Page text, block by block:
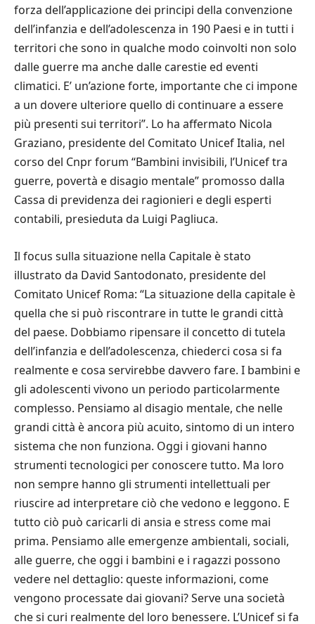
forza dell’applicazione dei principi della convenzione
dell’infanzia e dell’adolescenza in 190 Paesi e in tutti i
territori che sono in qualche modo coinvolti non solo
dalle guerre ma anche dalle carestie ed eventi
climatici. E’ un’azione forte, importante che ci impone
a un dovere ulteriore quello di continuare a essere
più presenti sui territori”. Lo ha affermato Nicola
Graziano, presidente del Comitato Unicef Italia, nel
corso del Cnpr forum “Bambini invisibili, l’Unicef tra
guerre, povertà e disagio mentale” promosso dalla
Cassa di previdenza dei ragionieri e degli esperti
contabili, presieduta da Luigi Pagliuca.
Il focus sulla situazione nella Capitale è stato
illustrato da David Santodonato, presidente del
Comitato Unicef Roma: “La situazione della capitale è
quella che si può riscontrare in tutte le grandi città
del paese. Dobbiamo ripensare il concetto di tutela
dell’infanzia e dell’adolescenza, chiederci cosa si fa
realmente e cosa servirebbe davvero fare. I bambini e
gli adolescenti vivono un periodo particolarmente
complesso. Pensiamo al disagio mentale, che nelle
grandi città è ancora più acuito, sintomo di un intero
sistema che non funziona. Oggi i giovani hanno
strumenti tecnologici per conoscere tutto. Ma loro
non sempre hanno gli strumenti intellettuali per
riuscire ad interpretare ciò che vedono e leggono. E
tutto ciò può caricarli di ansia e stress come mai
prima. Pensiamo alle emergenze ambientali, sociali,
alle guerre, che oggi i bambini e i ragazzi possono
vedere nel dettaglio: queste informazioni, come
vengono processate dai giovani? Serve una società
che si curi realmente del loro benessere. L’Unicef si fa